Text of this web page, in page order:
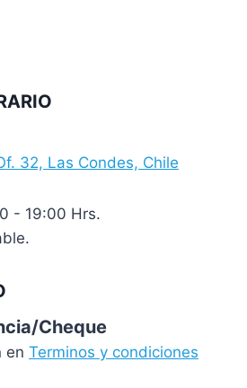
32, Las Condes, Chile
- 19:00 Hrs.
Cheque
en Terminos y condiciones